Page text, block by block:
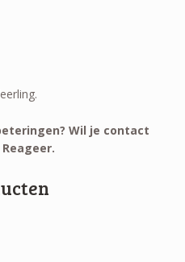
Wil je contact